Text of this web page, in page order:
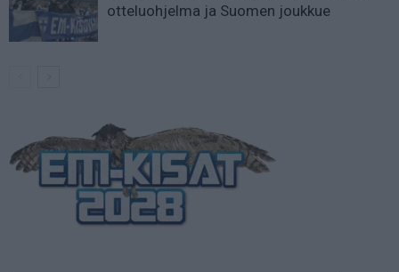
otteluohjelma ja Suomen joukkue